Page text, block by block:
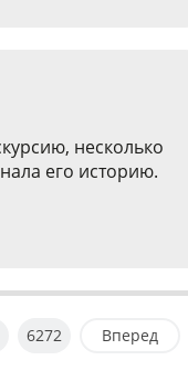
несколько
его историю.
6272 Вперед